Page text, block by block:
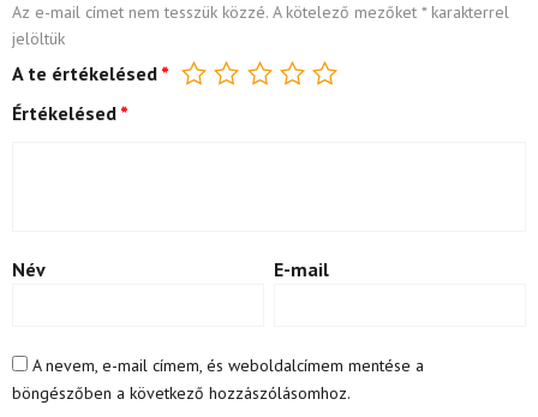
Az e-mail címet nem tesszük közzé. A kötelező mezőket *karakterrel
jelöltük
A te értékelésed *
Értékelésed *
Név E-mail
A nevem, e-mail címem, és weboldalcímem mentése a
böngészőben a következő hozzászólásomhoz.